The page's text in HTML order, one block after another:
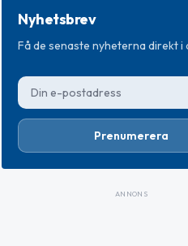
Nyhetsbrev
Få de senaste nyheterna direkt i
Prenumerera
ANNONS